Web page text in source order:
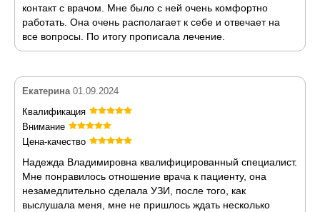
контакт с врачом. Мне было с ней очень комфортно
работать. Она очень располагает к себе и отвечает на
все вопросы. По итогу прописала лечение.
Екатерина 01.09.2024
Квалификация
Внимание
Цена-качество
Надежда Владимировна квалифицированный специалист.
Мне понравилось отношение врача к пациенту, она
незамедлительно сделала УЗИ, после того, как
выслушала меня, мне не пришлось ждать несколько